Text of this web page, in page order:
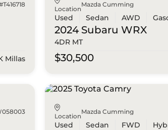
Millas
Location
Mazda Cumming
Used Sedan AWD
2024 Subaru WRX
4DR MT
$30,500
Location
Mazda Cumming
Used Sedan FWD